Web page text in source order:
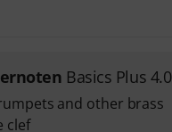
Basics Plus 4.0
and other brass
clef